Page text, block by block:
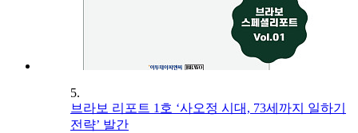
5.
브라보 리포트 1호 ‘사오정 시대, 73세까지 일하기
전략’ 발간